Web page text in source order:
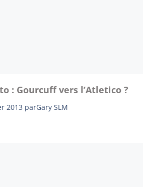
: Gourcuff vers l’Atletico ?
2013 parGary SLM